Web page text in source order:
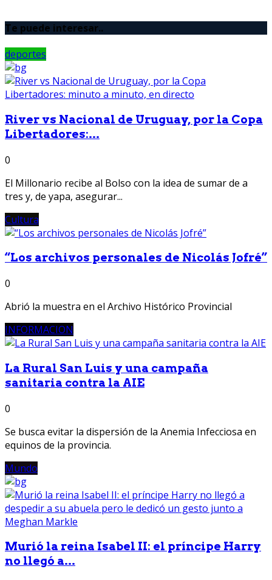
Te puede interesar..
deportes
River vs Nacional de Uruguay, por la Copa
Libertadores:...
0
El Millonario recibe al Bolso con la idea de sumar de a
tres y, de yapa, asegurar...
Cultura
“Los archivos personales de Nicolás Jofré”
0
Abrió la muestra en el Archivo Histórico Provincial
INFORMACION
La Rural San Luis y una campaña
sanitaria contra la AIE
0
Se busca evitar la dispersión de la Anemia Infecciosa en
equinos de la provincia.
Mundo
Murió la reina Isabel II: el príncipe Harry
no llegó a...